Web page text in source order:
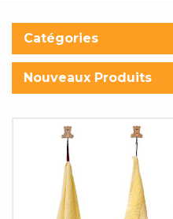
Catégories
Nouveaux Produits